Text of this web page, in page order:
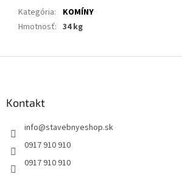
Kategória:
KOMÍNY
Hmotnosť: 34 kg
Kontakt
info@stavebnyeshop.sk
0917 910 910
0917 910 910